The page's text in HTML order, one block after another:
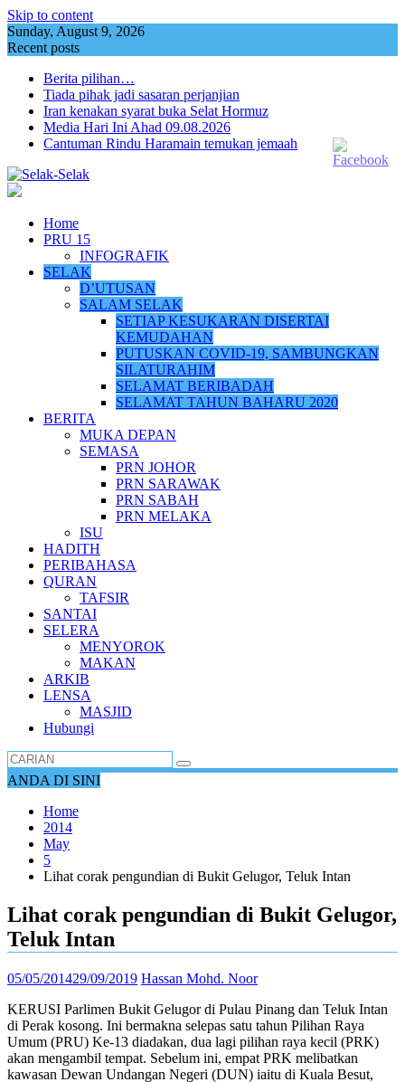
Skip to content
Sunday, August 9, 2026
Recent posts
Berita pilihan…
Tiada pihak jadi sasaran perjanjian
Iran kenakan syarat buka Selat Hormuz
Media Hari Ini Ahad 09.08.2026
Cantuman Rindu Haramain temukan jemaah
Home
PRU 15
INFOGRAFIK
SELAK
D’UTUSAN
SALAM SELAK
SETIAP KESUKARAN DISERTAI
KEMUDAHAN
PUTUSKAN COVID-19, SAMBUNGKAN
SILATURAHIM
SELAMAT BERIBADAH
SELAMAT TAHUN BAHARU 2020
BERITA
MUKA DEPAN
SEMASA
PRN JOHOR
PRN SARAWAK
PRN SABAH
PRN MELAKA
ISU
HADITH
PERIBAHASA
QURAN
TAFSIR
SANTAI
SELERA
MENYOROK
MAKAN
ARKIB
LENSA
MASJID
Hubungi
ANDA DI SINI
Home
2014
May
5
Lihat corak pengundian di Bukit Gelugor, Teluk Intan
Lihat corak pengundian di Bukit Gelugor,
Teluk Intan
05/05/201429/09/2019 Hassan Mohd. Noor
KERUSI Parlimen Bukit Gelugor di Pulau Pinang dan Teluk Intan
di Perak kosong. Ini bermakna selepas satu tahun Pilihan Raya
Umum (PRU) Ke-13 diadakan, dua lagi pilihan raya kecil (PRK)
akan mengambil tempat. Sebelum ini, empat PRK melibatkan
kawasan Dewan Undangan Negeri (DUN) iaitu di Kuala Besut,